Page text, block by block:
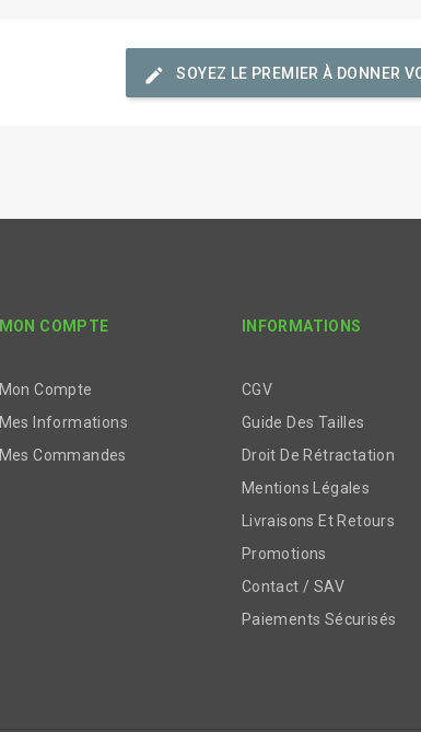
edit SOYEZ LE PREMIER À DONNER
MON COMPTE
Mon Compte
Mes Informations
Mes Commandes
INFORMATIONS
CGV
Guide Des Tailles
Droit De Rétractation
Mentions Légales
Livraisons Et Retours
Promotions
Contact / SAV
Paiements Sécurisés